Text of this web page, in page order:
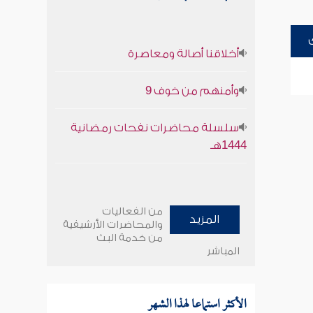
أخلاقنا أصالة ومعاصرة
وأمنهم من خوف 9
سلسلة محاضرات نفحات رمضانية
1444هـ
المزيد
من الفعاليات
والمحاضرات الأرشيفية
من خدمة البث
المباشر
الأكثر استماعا لهذا الشهر